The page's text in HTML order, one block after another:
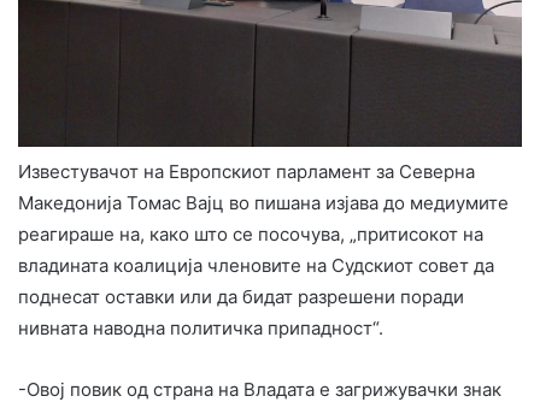
Известувачот на Европскиот парламент за Северна
Македонија Томас Вајц во пишана изјава до медиумите
реагираше на, како што се посочува, „притисокот на
владината коалиција членовите на Судскиот совет да
поднесат оставки или да бидат разрешени поради
нивната наводна политичка припадност“.
-Овој повик од страна на Владата е загрижувачки знак